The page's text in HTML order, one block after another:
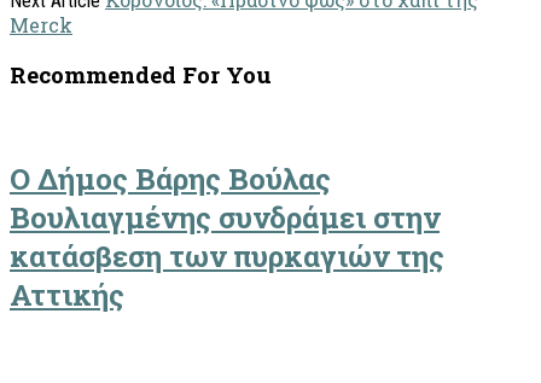
Merck
Recommended For You
Ο Δήμος Βάρης Βούλας
Βουλιαγμένης συνδράμει στην
κατάσβεση των πυρκαγιών της
Αττικής